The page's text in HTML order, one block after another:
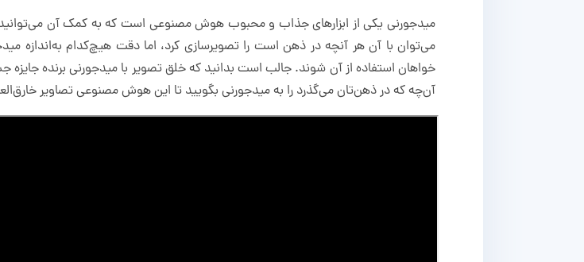
میدجورنی یکی از ابزار‌های جذاب و محبوب هوش مصنوعی است که به کمک آن می‌توانید
می‌توان با آن هر آنچه در ذهن است را تصویر‌سازی کرد، اما دقت هیچ‌کدام به‌اندازه
خواهان استفاده از آن شوند. جالب است بدانید که خلق تصویر با میدجورنی برنده
آن‌چه که در ذهن‌تان می‌گذرد را به میدجورنی بگویید تا این هوش مصنوعی تصاویر